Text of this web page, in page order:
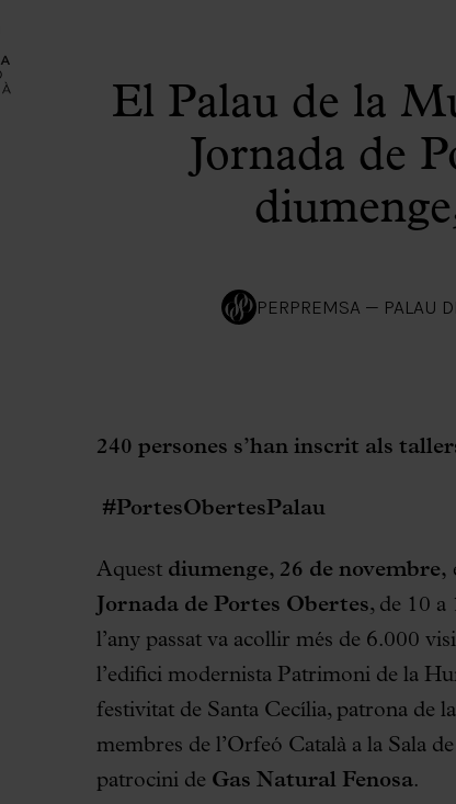
El Palau de la
Jornada de
PERPREMSA — PALAU
240 persones s’han inscrit als
#PortesObertesPalau
Aquest diumenge, 26 de novembre,
Jornada de Portes Obertes, de 10 a
l’any passat va acollir més de 6.000
l’edifici modernista Patrimoni de la
festivitat de Santa Cecília, patrona de
membres de l’Orfeó Català a la Sala
patrocini de Gas Natural Fenosa.